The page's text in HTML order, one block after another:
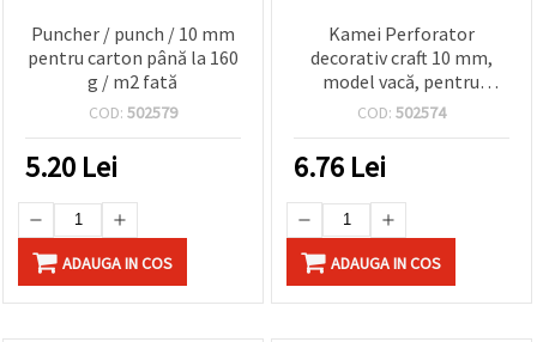
Puncher / punch / 10 mm
pentru carton până la 160
g / m2 fată
COD: 502579
5.20 Lei
ADAUGA IN COS
Kamei Perforator
decorativ craft 10 mm,
model vacă, pentru
carton până la 160 g/mp
COD: 502574
6.76 Lei
ADAUGA IN COS